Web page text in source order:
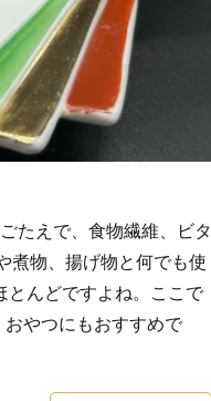
たえで、食物繊維、ビタ
煮物、揚げ物と何でも使
とんどですよね。ここで
やつにもおすすめで